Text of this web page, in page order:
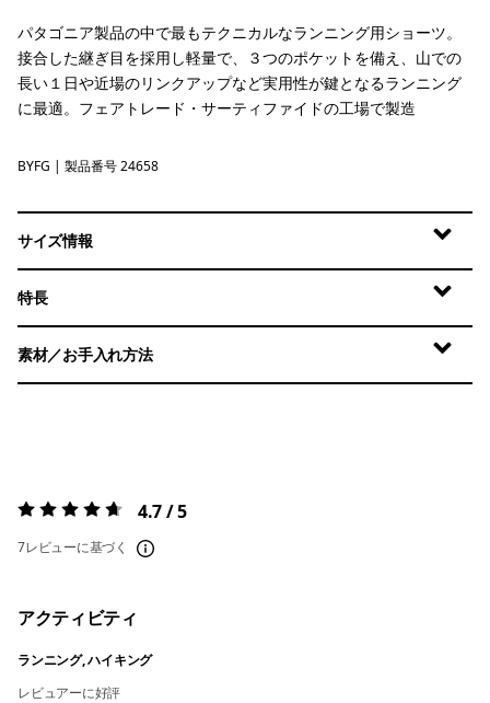
パタゴニア製品の中で最もテクニカルなランニング用ショーツ。
接合した継ぎ目を採用し軽量で、３つのポケットを備え、山での
長い１日や近場のリンクアップなど実用性が鍵となるランニング
に最適。フェアトレード・サーティファイドの工場で製造
Berry Fig
BYFG | 製品番号 24658
サイズ情報
特長
素材／お手入れ方法
評価:4.7 / 5 4.7 / 5
7レビューに基づく
アクティビティ
ランニング, ハイキング
レビュアーに好評